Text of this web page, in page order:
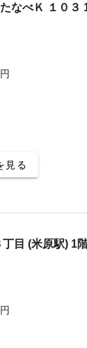
なべＫ １０３
見る
目 (米原駅) 1